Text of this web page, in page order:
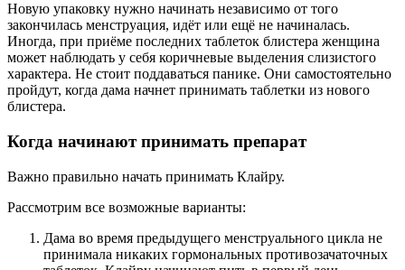
Новую упаковку нужно начинать независимо от того
закончилась менструация, идёт или ещё не начиналась.
Иногда, при приёме последних таблеток блистера женщина
может наблюдать у себя коричневые выделения слизистого
характера. Не стоит поддаваться панике. Они самостоятельно
пройдут, когда дама начнет принимать таблетки из нового
блистера.
Когда начинают принимать препарат
Важно правильно начать принимать Клайру.
Рассмотрим все возможные варианты:
Дама во время предыдущего менструального цикла не
принимала никаких гормональных противозачаточных